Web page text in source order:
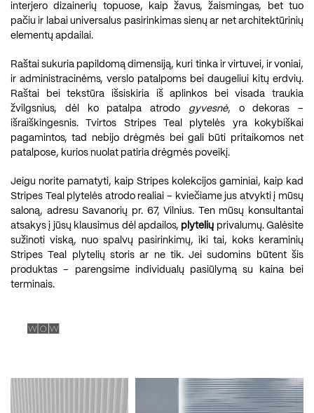
interjero dizainerių topuose, kaip žavus, žaismingas, bet tuo
pačiu ir labai universalus pasirinkimas sienų ar net architektūrinių
elementų apdailai.
Raštai sukuria papildomą dimensiją, kuri tinka ir virtuvei, ir voniai,
ir administracinėms, verslo patalpoms bei daugeliui kitų erdvių.
Raštai bei tekstūra išsiskiria iš aplinkos bei visada traukia
žvilgsnius, dėl ko patalpa atrodo gyvesnė, o dekoras –
išraiškingesnis. Tvirtos Stripes Teal plytelės yra kokybiškai
pagamintos, tad nebijo drėgmės bei gali būti pritaikomos net
patalpose, kurios nuolat patiria drėgmės poveikį.
Jeigu norite pamatyti, kaip Stripes kolekcijos gaminiai, kaip kad
Stripes Teal plytelės atrodo realiai – kviečiame jus atvykti į mūsų
saloną, adresu Savanorių pr. 67, Vilnius. Ten mūsų konsultantai
atsakys į jūsų klausimus dėl apdailos, plytelių privalumų. Galėsite
sužinoti viską, nuo spalvų pasirinkimų, iki tai, koks keraminių
Stripes Teal plytelių storis ar ne tik. Jei sudomins būtent šis
produktas – parengsime individualų pasiūlymą su kaina bei
terminais.